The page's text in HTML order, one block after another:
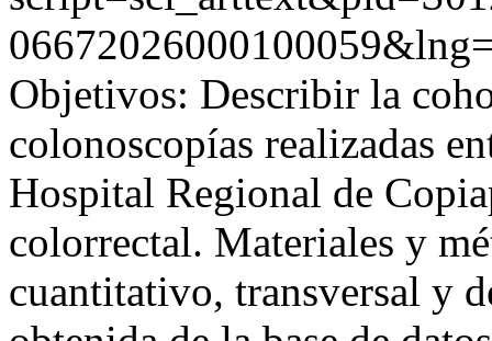
Objetivos: Describir la
colonoscopías realizadas
Hospital Regional de
colorrectal. Materiales y
cuantitativo, transversal y